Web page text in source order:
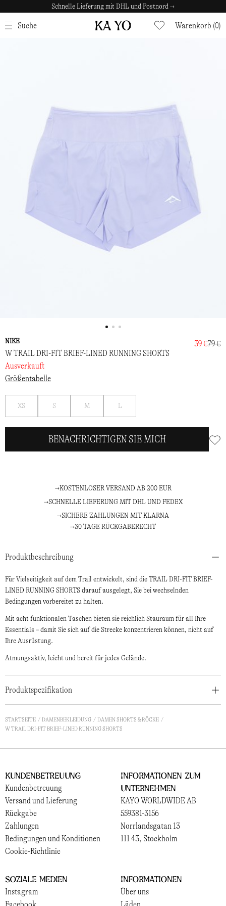
Schnelle Lieferung mit DHL und Postnord →
Suche Warenkorb (0)
SCHLIESSEN
Produktbeschreibung
Für Vielseitigkeit auf dem Trail entwickelt, sind die TRAIL DRI-FIT BRIEF-
LINED RUNNING SHORTS darauf ausgelegt, Sie bei wechselnden
Bedingungen vorbereitet zu halten.
Mit acht funktionalen Taschen bieten sie reichlich Stauraum für all Ihre
Essentials – damit Sie sich auf die Strecke konzentrieren können, nicht auf
Ihre Ausrüstung.
Atmungsaktiv, leicht und bereit für jedes Gelände.
Produktspezifikation
NIKE
W TRAIL DRI-FIT BRIEF-LINED RUNNING SHORTS
39 €79 €
Ausverkauft
Größentabelle
XS S M L
BENACHRICHTIGEN SIE MICH
KOSTENLOSER VERSAND AB 200 EUR
SCHNELLE LIEFERUNG MIT DHL UND FEDEX
SICHERE ZAHLUNGEN MIT KLARNA
30 TAGE RÜCKGABERECHT
STARTSEITE DAMENBEKLEIDUNG
DAMEN SHORTS & RÖCKE
W TRAIL DRI-FIT BRIEF-LINED RUNNING SHORTS
Kundenbetreuung
Kundenbetreuung
Versand und Lieferung
Rückgabe
Zahlungen
Bedingungen und Konditionen
Cookie-Richtlinie
Informationen zum
Unternehmen
KAYO WORLDWIDE AB
559381-3156
Norrlandsgatan 13
111 43, Stockholm
Soziale Medien
Instagram
Informationen
Über uns